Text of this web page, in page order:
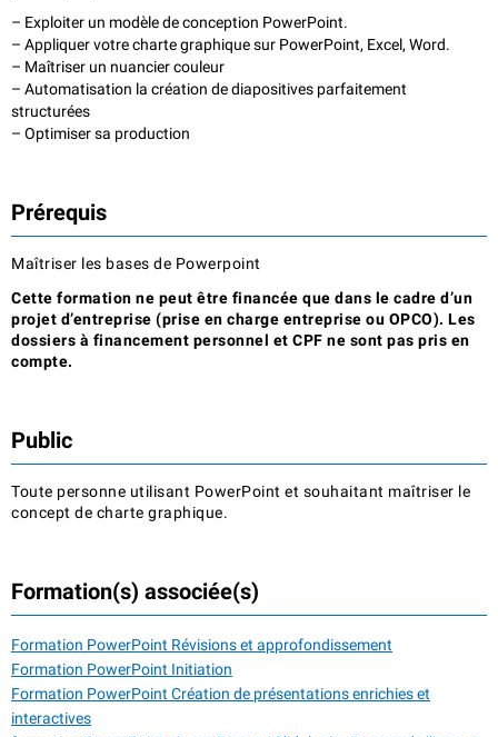
– Exploiter un modèle de conception PowerPoint.
– Appliquer votre charte graphique sur PowerPoint, Excel, Word.
– Maîtriser un nuancier couleur
– Automatisation la création de diapositives parfaitement
structurées
– Optimiser sa production
Prérequis
Maîtriser les bases de Powerpoint
Cette formation ne peut être financée que dans le cadre d’un
projet d’entreprise (prise en charge entreprise ou OPCO). Les
dossiers à financement personnel et CPF ne sont pas pris en
compte.
Public
Toute personne utilisant PowerPoint et souhaitant maîtriser le
concept de charte graphique.
Formation(s) associée(s)
Formation PowerPoint Révisions et approfondissement
Formation PowerPoint Initiation
Formation PowerPoint Création de présentations enrichies et
interactives